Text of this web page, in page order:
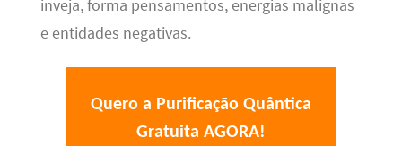
inveja, forma pensamentos, energias malignas
e entidades negativas.
Quero a Purificação Quântica
Gratuita AGORA!